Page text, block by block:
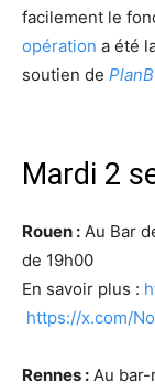
facilement le
opération a été
soutien de
Mardi 2
Rouen : Au Bar
de 19h00
En savoir plus :
https://x.com/
Rennes : Au